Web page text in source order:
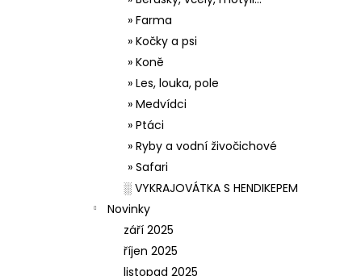
» Farma
» Kočky a psi
» Koně
» Les, louka, pole
» Medvídci
» Ptáci
» Ryby a vodní živočichové
» Safari
░ VYKRAJOVÁTKA S HENDIKEPEM
Novinky
září 2025
říjen 2025
listopad 2025